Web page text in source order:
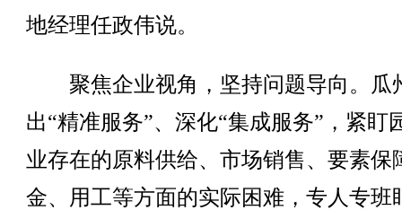
地经理任政伟说。
聚焦企业视角，坚持问题导向。瓜
出“精准服务”、深化“集成服务”，紧盯
业存在的原料供给、市场销售、要素保
金、用工等方面的实际困难，专人专班